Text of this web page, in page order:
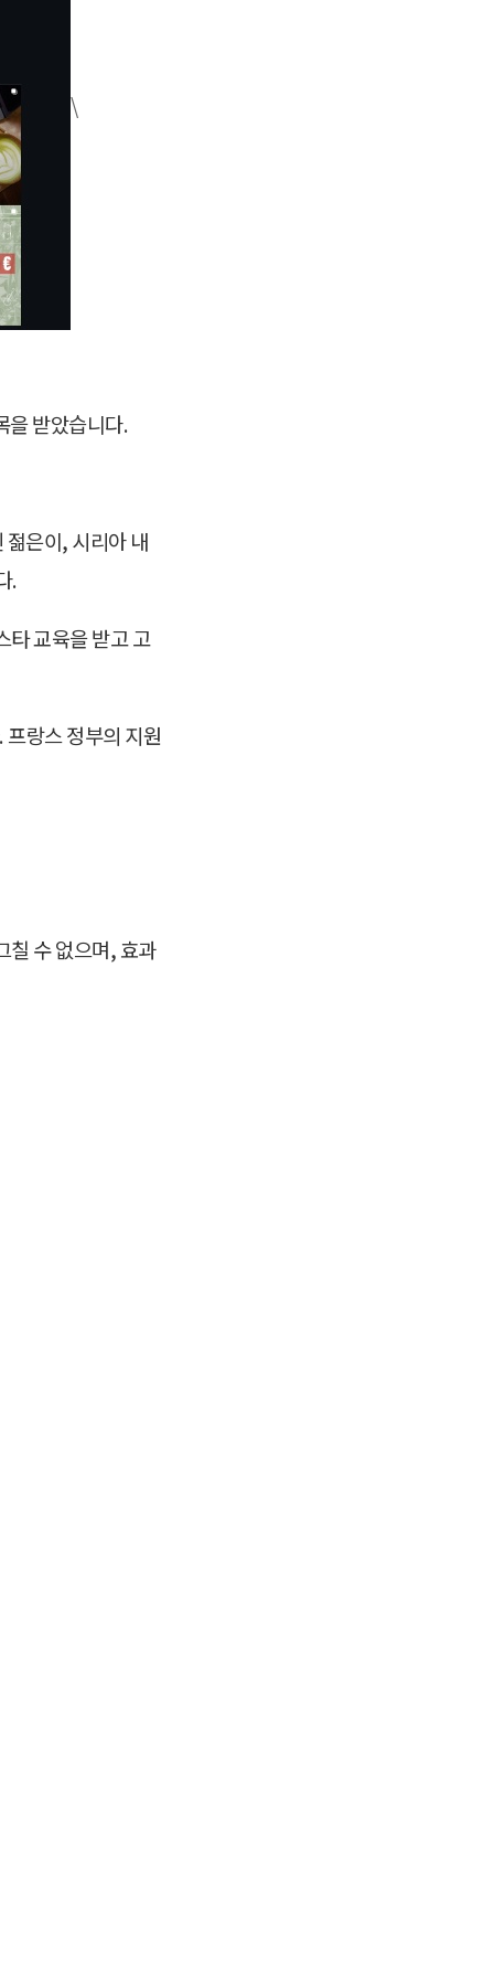
\
을 받았습니다.
은이, 시리아 내
.
타 교육을 받고 고
랑스 정부의 지원
칠 수 없으며, 효과